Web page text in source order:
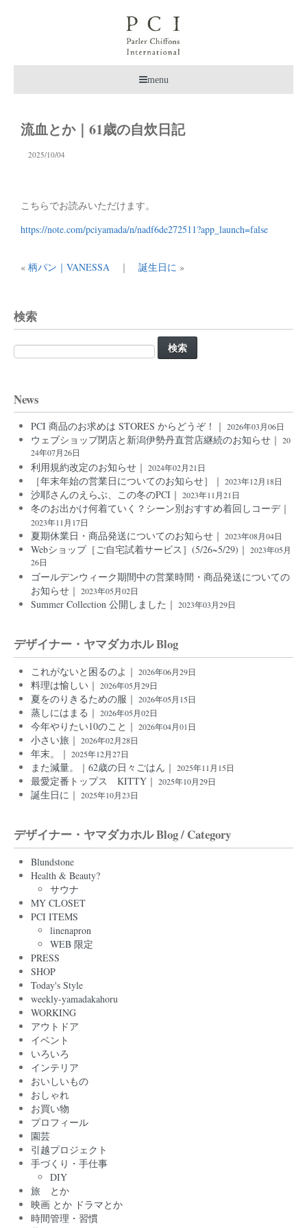
menu
流血とか｜61歳の自炊日記
2025/10/04
こちらでお読みいただけます。
https://note.com/pciyamada/n/nadf6de272511?app_launch=false
« 柄パン｜VANESSA ｜ 誕生日に »
検索
検
索:
News
PCI 商品のお求めは STORES からどうぞ！｜ 2026年03月06日
ウェブショップ閉店と新潟伊勢丹直営店継続のお知らせ｜ 20
24年07月26日
利用規約改定のお知らせ｜ 2024年02月21日
［年末年始の営業日についてのお知らせ］｜ 2023年12月18日
沙耶さんのえらぶ、この冬のPCI｜ 2023年11月21日
冬のお出かけ何着ていく？シーン別おすすめ着回しコーデ｜
2023年11月17日
夏期休業日・商品発送についてのお知らせ｜ 2023年08月04日
Webショップ［ご自宅試着サービス］(5/26~5/29)｜ 2023年05月
26日
ゴールデンウィーク期間中の営業時間・商品発送についての
お知らせ｜ 2023年05月02日
Summer Collection 公開しました｜ 2023年03月29日
デザイナー・ヤマダカホル Blog
これがないと困るのよ｜ 2026年06月29日
料理は愉しい｜ 2026年05月29日
夏をのりきるための服｜ 2026年05月15日
蒸しにはまる｜ 2026年05月02日
今年やりたい10のこと｜ 2026年04月01日
小さい旅｜ 2026年02月28日
年末。｜ 2025年12月27日
また減量。｜62歳の日々ごはん｜ 2025年11月15日
最愛定番トップス KITTY｜ 2025年10月29日
誕生日に｜ 2025年10月23日
デザイナー・ヤマダカホル Blog / Category
Blundstone
Health & Beauty?
サウナ
MY CLOSET
PCI ITEMS
linenapron
WEB 限定
PRESS
SHOP
Today's Style
weekly-yamadakahoru
WORKING
アウトドア
イベント
いろいろ
インテリア
おいしいもの
おしゃれ
お買い物
プロフィール
園芸
引越プロジェクト
手づくり・手仕事
DIY
旅 とか
映画 とか ドラマとか
時間管理・習慣